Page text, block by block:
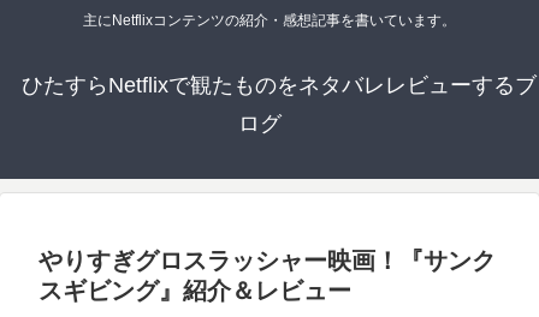
主にNetflixコンテンツの紹介・感想記事を書いています。
ひたすらNetflixで観たものをネタバレレビューするブ
ログ
やりすぎグロスラッシャー映画！『サンク
スギビング』紹介＆レビュー